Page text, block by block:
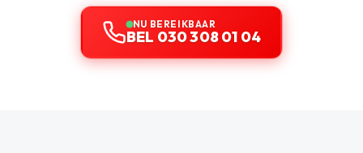
NU BEREIKBAAR
BEL 030 308 01 04